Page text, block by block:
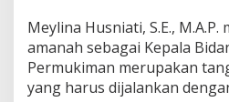
Meylina Husniati, S.E.,
amanah sebagai Kepala
Permukiman merupakan
yang harus dijalankan